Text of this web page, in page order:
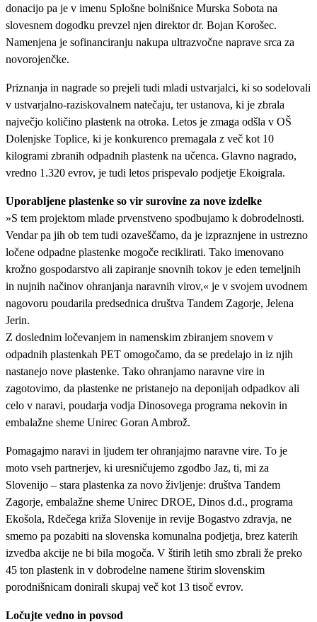
donacijo pa je v imenu Splošne bolnišnice Murska Sobota na
slovesnem dogodku prevzel njen direktor dr. Bojan Korošec.
Namenjena je sofinanciranju nakupa ultrazvočne naprave srca za
novorojenčke.
Priznanja in nagrade so prejeli tudi mladi ustvarjalci, ki so sodelovali
v ustvarjalno-raziskovalnem natečaju, ter ustanova, ki je zbrala
največjo količino plastenk na otroka. Letos je zmaga odšla v OŠ
Dolenjske Toplice, ki je konkurenco premagala z več kot 10
kilogrami zbranih odpadnih plastenk na učenca. Glavno nagrado,
vredno 1.320 evrov, je tudi letos prispevalo podjetje Ekoigrala.
Uporabljene plastenke so vir surovine za nove izdelke
»S tem projektom mlade prvenstveno spodbujamo k dobrodelnosti.
Vendar pa jih ob tem tudi ozaveščamo, da je izpraznjene in ustrezno
ločene odpadne plastenke mogoče reciklirati. Tako imenovano
krožno gospodarstvo ali zapiranje snovnih tokov je eden temeljnih
in nujnih načinov ohranjanja naravnih virov,« je v svojem uvodnem
nagovoru poudarila predsednica društva Tandem Zagorje, Jelena
Jerin.
Z doslednim ločevanjem in namenskim zbiranjem snovem v
odpadnih plastenkah PET omogočamo, da se predelajo in iz njih
nastanejo nove plastenke. Tako ohranjamo naravne vire in
zagotovimo, da plastenke ne pristanejo na deponijah odpadkov ali
celo v naravi, poudarja vodja Dinosovega programa nekovin in
embalažne sheme Unirec Goran Ambrož.
Pomagajmo naravi in ljudem ter ohranjajmo naravne vire. To je
moto vseh partnerjev, ki uresničujemo zgodbo Jaz, ti, mi za
Slovenijo – stara plastenka za novo življenje: društva Tandem
Zagorje, embalažne sheme Unirec DROE, Dinos d.d., programa
Ekošola, Rdečega križa Slovenije in revije Bogastvo zdravja, ne
smemo pa pozabiti na slovenska komunalna podjetja, brez katerih
izvedba akcije ne bi bila mogoča. V štirih letih smo zbrali že preko
45 ton plastenk in v dobrodelne namene štirim slovenskim
porodnišnicam donirali skupaj več kot 13 tisoč evrov.
Ločujte vedno in povsod